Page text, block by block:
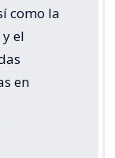
como la
el
en